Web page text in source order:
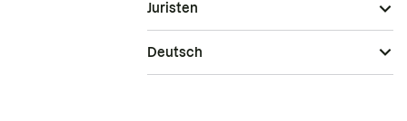
Juristen
Deutsch